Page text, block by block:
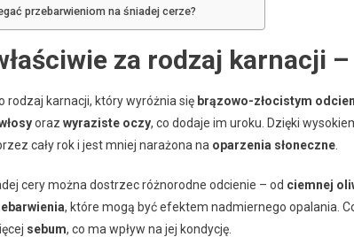
przebarwieniom na śniadej cerze?
za rodzaj karnacji
rodzaj karnacji, który wyróżnia się brązowo-złocistym
oraz wyraziste oczy, co dodaje im uroku. Dzięki
cały rok i jest mniej narażona na oparzenia słoneczne
cery można dostrzec różnorodne odcienie – od ciemnej
, które mogą być efektem nadmiernego opalania.
sebum, co ma wpływ na jej kondycję.